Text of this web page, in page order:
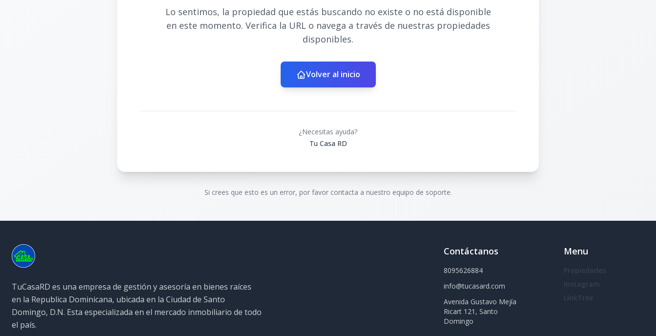
Lo sentimos, la propiedad que estás buscando no existe o no está disponible
en este momento. Verifica la URL o navega a través de nuestras propiedades
disponibles.
Volver al inicio
¿Necesitas ayuda?
Tu Casa RD
Si crees que esto es un error, por favor contacta a nuestro equipo de soporte.
TuCasaRD es una empresa de gestión y asesoría en bienes raíces
en la Republica Dominicana, ubicada en la Ciudad de Santo
Domingo, D.N. Esta especializada en el mercado inmobiliario de todo
el país.
Contáctanos
8095626884
info@tucasard.com
Avenida Gustavo Mejía
Ricart 121, Santo
Domingo
Menu
Propiedades
Instagram
LinkTree